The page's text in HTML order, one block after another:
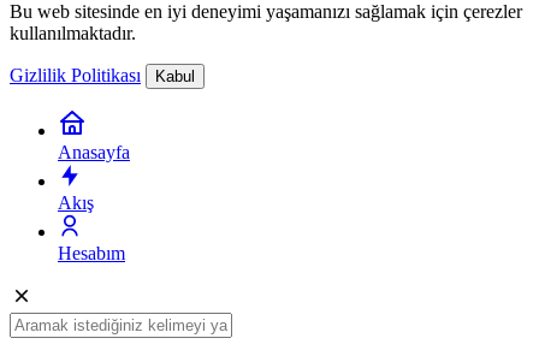
Bu web sitesinde en iyi deneyimi yaşamanızı sağlamak için çerezler
kullanılmaktadır.
Gizlilik Politikası Kabul
Anasayfa
Akış
Hesabım